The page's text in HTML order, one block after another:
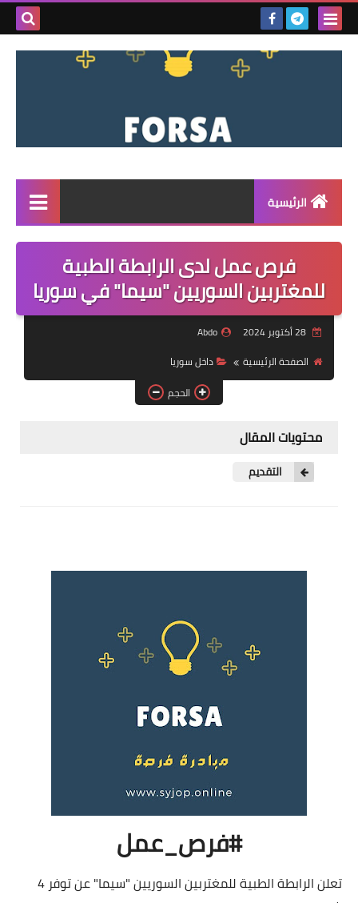
بحث
الرئيسية
القائمة
مناقصات
فرص عمل داخل سوريا
فرص عمل في العراق
فرص عمل في اليمن
فرص عمل لدى الرابطة الطبية
للمغتربين السوريين "سيما" في سوريا
28 أكتوبر 2024
Abdo
الصفحة الرئيسية
داخل سوريا
الحجم
محتويات المقال
التقديم
#فرص_عمل
تعلن الرابطة الطبية للمغتربين السوريين "سيما" عن توفر 4